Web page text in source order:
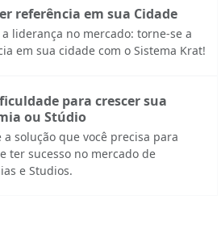
referência em sua Cidade
a liderança no mercado: torne-se a
em sua cidade com o Sistema Krat!
para crescer sua
ou Stúdio
a solução que você precisa para
ter sucesso no mercado de
e Studios.